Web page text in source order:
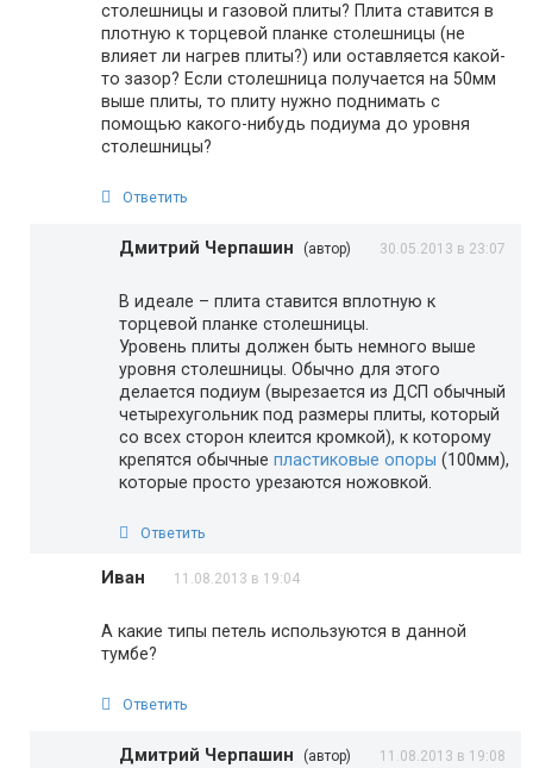
столешницы и газовой плиты? Плита ставится в
плотную к торцевой планке столешницы (не
влияет ли нагрев плиты?) или оставляется какой-
то зазор? Если столешница получается на 50мм
выше плиты, то плиту нужно поднимать с
помощью какого-нибудь подиума до уровня
столешницы?
Ответить
Дмитрий Черпашин (автор) 30.05.2013 в 23:07
В идеале – плита ставится вплотную к
торцевой планке столешницы.
Уровень плиты должен быть немного выше
уровня столешницы. Обычно для этого
делается подиум (вырезается из ДСП обычный
четырехугольник под размеры плиты, который
со всех сторон клеится кромкой), к которому
крепятся обычные пластиковые опоры (100мм),
которые просто урезаются ножовкой.
Ответить
Иван 11.08.2013 в 19:04
А какие типы петель используются в данной
тумбе?
Ответить
Дмитрий Черпашин (автор) 11.08.2013 в 19:08